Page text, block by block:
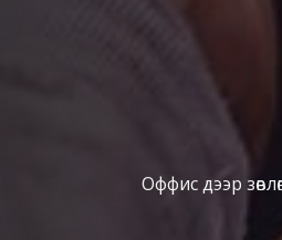
Оффис дээр